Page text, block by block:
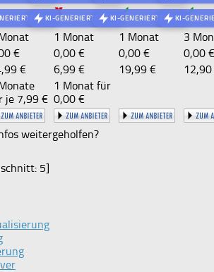
BILDKI-GENERIERTES BILDKI-GENERIERTES BILD
KI-
1 Monat 1 Monat
3
€ 0,00 € 0,00 €
0,00 €
€ 6,99 € 19,99 €
je 7,99 €
1 Monat für
0,00 €
weitergeholfen?
5]